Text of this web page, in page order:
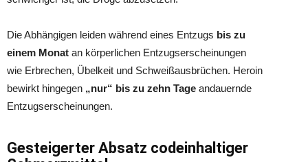
Die Abhängigen leiden während eines Entzugs bis zu
einem Monat an körperlichen Entzugserscheinungen
wie Erbrechen, Übelkeit und Schweißausbrüchen. Heroin
bewirkt hingegen „nur“ bis zu zehn Tage andauernde
Entzugserscheinungen.
Gesteigerter Absatz codeinhaltiger